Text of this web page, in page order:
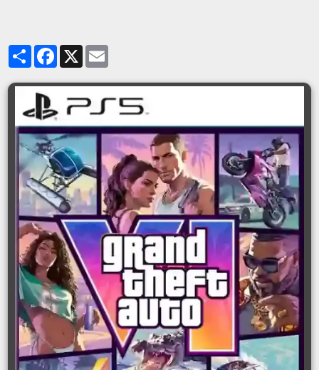
PartagerFacebook
X